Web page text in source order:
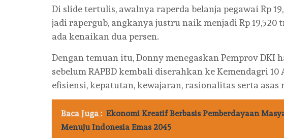
Di slide tertulis, awalnya raperda belanja pegawai Rp
jadi rapergub, angkanya justru naik menjadi Rp 19,520
ada kenaikan dua persen.
Dengan temuan itu, Donny menegaskan Pemprov DKI
sebelum RAPBD kembali diserahkan ke Kemendagri
efisiensi, kepatutan, kewajaran, rasionalitas serta asas
Baca Juga : Ekonomi Kreatif Berbasis Pemberdayaan
Menuju Indonesia Emas 2045